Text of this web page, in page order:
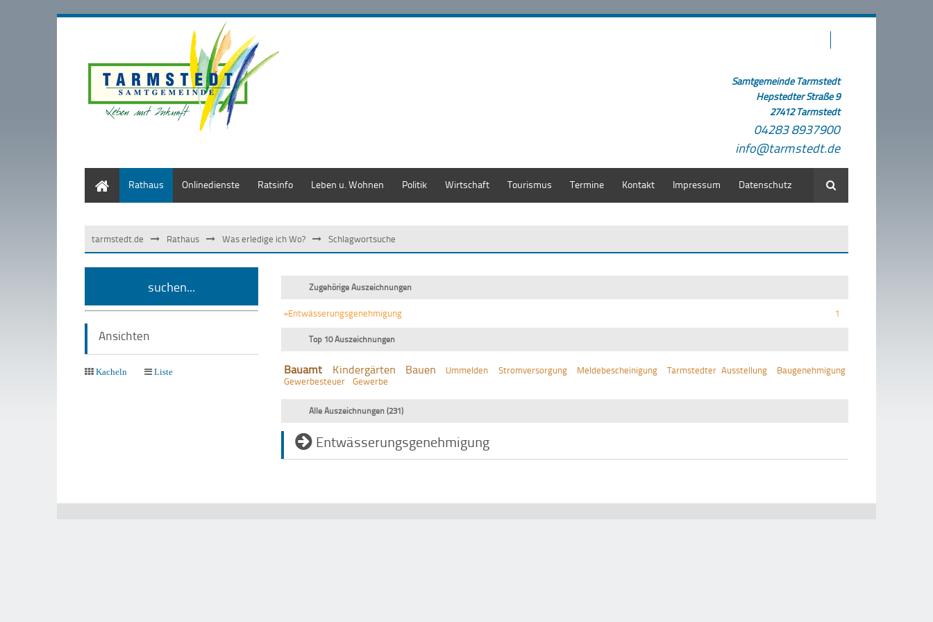
Samtgemeinde Tarmstedt
Hepstedter Straße 9
27412 Tarmstedt
04283 8937900
info@tarmstedt.de
Rathaus Onlinedienste Ratsinfo Leben u. Wohnen Politik Wirtschaft Tourismus Termine Kontakt Impressum Datenschutz Suche
tarmstedt.de Rathaus Was erledige ich Wo? Schlagwortsuche
suchen...
Ansichten
Kacheln Liste
Zugehörige Auszeichnungen
+Entwässerungsgenehmigung 1
Top 10 Auszeichnungen
Bauamt Kindergärten Bauen Ummelden Stromversorgung Meldebescheinigung Tarmstedter Ausstellung
Baugenehmigung
Gewerbesteuer
Gewerbe
Alle Auszeichnungen (231)
Entwässerungsgenehmigung